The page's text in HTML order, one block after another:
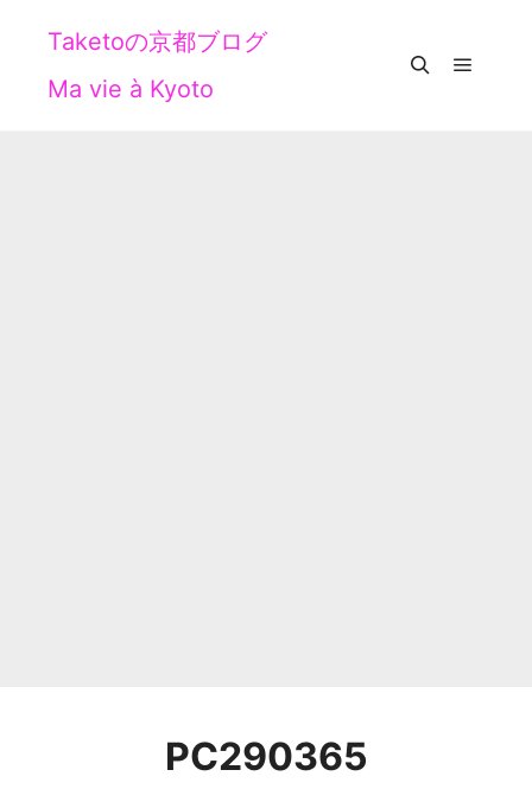
Taketoの京都ブログ
Ma vie à Kyoto
PC290365